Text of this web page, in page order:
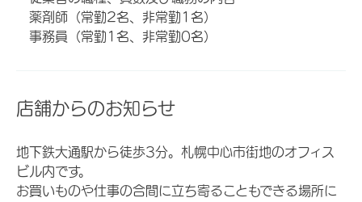
薬剤師（常勤2名、非常勤1名）
事務員（常勤1名、非常勤0名）
店舗からのお知らせ
地下鉄大通駅から徒歩3分。札幌中心市街地のオフィス
ビル内です。
お買いものや仕事の合間に立ち寄ることもできる場所に